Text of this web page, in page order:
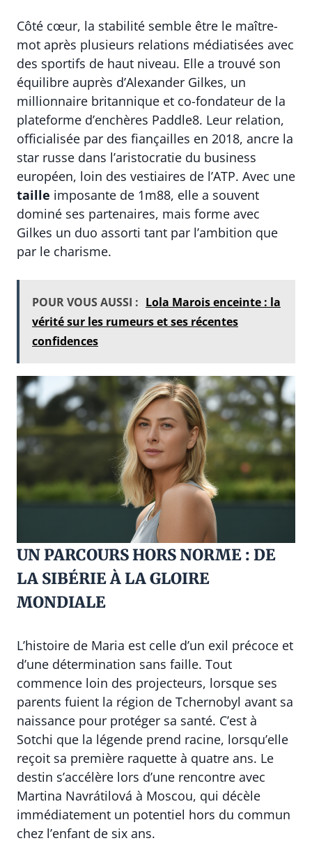
Côté cœur, la stabilité semble être le maître-
mot après plusieurs relations médiatisées avec
des sportifs de haut niveau. Elle a trouvé son
équilibre auprès d’Alexander Gilkes, un
millionnaire britannique et co-fondateur de la
plateforme d’enchères Paddle8. Leur relation,
officialisée par des fiançailles en 2018, ancre la
star russe dans l’aristocratie du business
européen, loin des vestiaires de l’ATP. Avec une
taille imposante de 1m88, elle a souvent
dominé ses partenaires, mais forme avec
Gilkes un duo assorti tant par l’ambition que
par le charisme.
POUR VOUS AUSSI : Lola Marois enceinte : la
vérité sur les rumeurs et ses récentes
confidences
UN PARCOURS HORS NORME : DE
LA SIBÉRIE À LA GLOIRE
MONDIALE
L’histoire de Maria est celle d’un exil précoce et
d’une détermination sans faille. Tout
commence loin des projecteurs, lorsque ses
parents fuient la région de Tchernobyl avant sa
naissance pour protéger sa santé. C’est à
Sotchi que la légende prend racine, lorsqu’elle
reçoit sa première raquette à quatre ans. Le
destin s’accélère lors d’une rencontre avec
Martina Navrátilová à Moscou, qui décèle
immédiatement un potentiel hors du commun
chez l’enfant de six ans.